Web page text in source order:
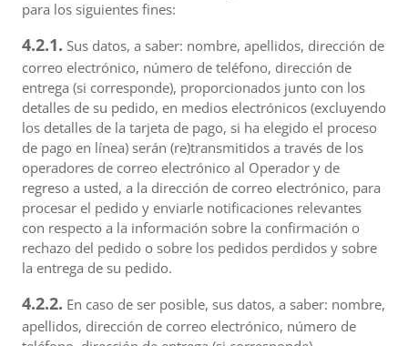
para los siguientes fines:
4.2.1. Sus datos, a saber: nombre, apellidos, dirección de
correo electrónico, número de teléfono, dirección de
entrega (si corresponde), proporcionados junto con los
detalles de su pedido, en medios electrónicos (excluyendo
los detalles de la tarjeta de pago, si ha elegido el proceso
de pago en línea) serán (re)transmitidos a través de los
operadores de correo electrónico al Operador y de
regreso a usted, a la dirección de correo electrónico, para
procesar el pedido y enviarle notificaciones relevantes
con respecto a la información sobre la confirmación o
rechazo del pedido o sobre los pedidos perdidos y sobre
la entrega de su pedido.
4.2.2. En caso de ser posible, sus datos, a saber: nombre,
apellidos, dirección de correo electrónico, número de